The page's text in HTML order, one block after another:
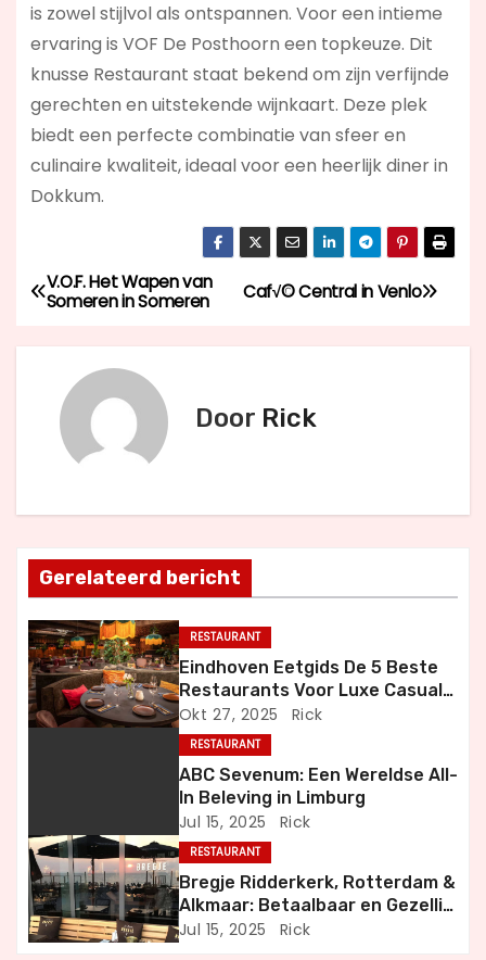
is zowel stijlvol als ontspannen. Voor een intieme
ervaring is VOF De Posthoorn een topkeuze. Dit
knusse Restaurant staat bekend om zijn verfijnde
gerechten en uitstekende wijnkaart. Deze plek
biedt een perfecte combinatie van sfeer en
culinaire kwaliteit, ideaal voor een heerlijk diner in
Dokkum.
B
e
h
t
n
a
v
a
t
i
Caf√© Central in Venlo
V.O.F. Het Wapen van
Someren in Someren
Door Rick
Gerelateerd bericht
RESTAURANT
Eindhoven Eetgids De 5 Beste
Restaurants Voor Luxe Casual
en Bijzondere Momenten
Okt 27, 2025 Rick
RESTAURANT
ABC Sevenum: Een Wereldse All-
In Beleving in Limburg
Jul 15, 2025 Rick
RESTAURANT
Bregje Ridderkerk, Rotterdam &
Alkmaar: Betaalbaar en Gezellig
Uit Eten
Jul 15, 2025 Rick